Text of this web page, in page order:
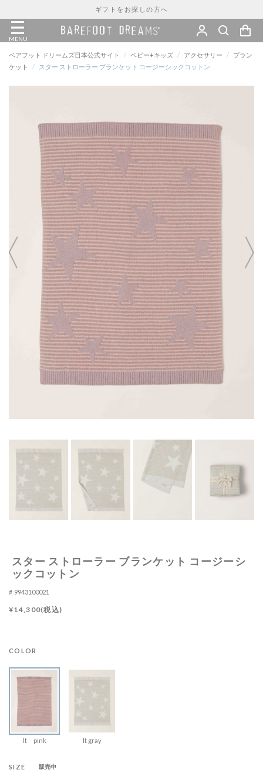
ギフトをお探しの方へ
MENU
ベアフット ドリームズ日本公式サイト / ベビー+キッズ / アクセサリー /
ブラン
ケット
/ スター ストローラー ブランケット コージーシックコットン
スター ストローラー ブランケット コージーシ
ックコットン
9943100021
¥14,300(税込)
COLOR
lt pink lt gray
SIZE 販売中